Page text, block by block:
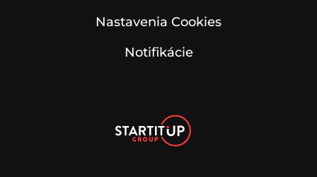
Nastavenia Cookies
Notifikácie